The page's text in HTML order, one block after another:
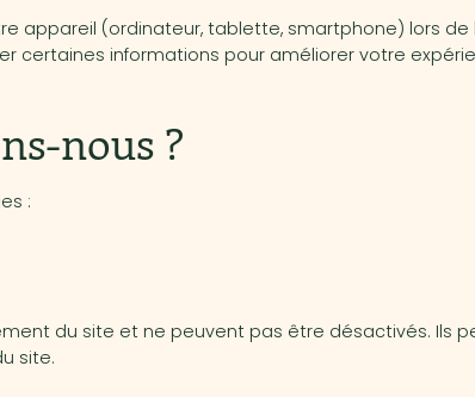
appareil (ordinateur, tablette, smartphone) lors de
certaines informations pour améliorer votre
nous ?
:
du site et ne peuvent pas être désactivés. Ils
site.